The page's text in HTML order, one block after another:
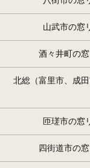
山武市の窓
酒々井町の
北総（富里市、成
匝瑳市の窓
四街道市の